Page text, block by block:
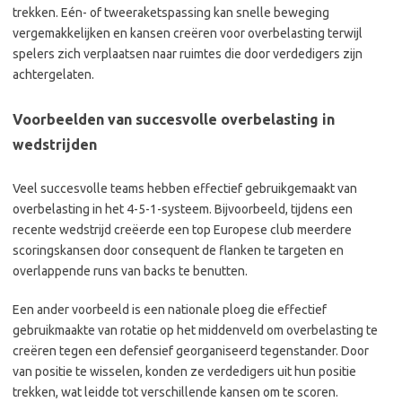
trekken. Eén- of tweeraketspassing kan snelle beweging
vergemakkelijken en kansen creëren voor overbelasting terwijl
spelers zich verplaatsen naar ruimtes die door verdedigers zijn
achtergelaten.
Voorbeelden van succesvolle overbelasting in
wedstrijden
Veel succesvolle teams hebben effectief gebruikgemaakt van
overbelasting in het 4-5-1-systeem. Bijvoorbeeld, tijdens een
recente wedstrijd creëerde een top Europese club meerdere
scoringskansen door consequent de flanken te targeten en
overlappende runs van backs te benutten.
Een ander voorbeeld is een nationale ploeg die effectief
gebruikmaakte van rotatie op het middenveld om overbelasting te
creëren tegen een defensief georganiseerd tegenstander. Door
van positie te wisselen, konden ze verdedigers uit hun positie
trekken, wat leidde tot verschillende kansen om te scoren.